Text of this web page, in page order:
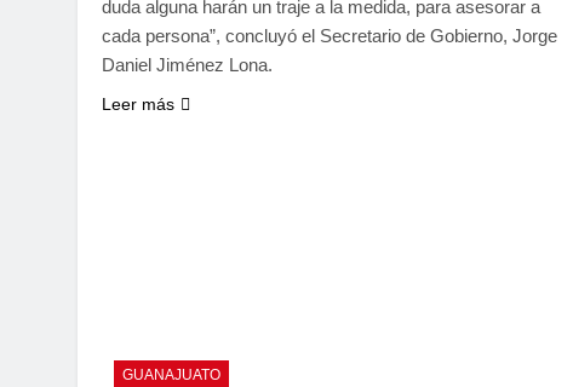
duda alguna harán un traje a la medida, para asesorar a
cada persona”, concluyó el Secretario de Gobierno, Jorge
Daniel Jiménez Lona.
Leer más
GUANAJUATO